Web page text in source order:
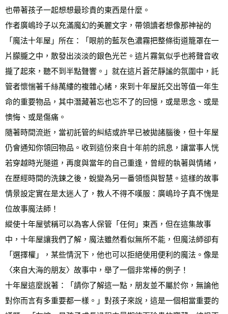
也帶著孩子一起想想最珍貴的東西是什麼。
作者廣嶋玲子以充滿魔幻的美麗文字，帶領讀者想像那神祕的
「魔法十年屋」所在：「眼前的藍灰色濃霧把整條街道籠罩在一
片朦朧之中，散發出淡淡的銀色光芒。這片霧氣似乎也將聲音收
攏了起來，聽不到半點聲響。」就在這片蒼茫靜謐的氛圍中，託
管者懷惴著千絲萬縷的複雜心緒，來到十年屋託交出等值一年生
命的重要物品，其中潛藏著忘也忘不了的回憶，或是思念、或是
懊悔、或是傷痛。
隨著時間流逝，當初託管的糾結或許早已被拋諸腦後，但十年屋
仍會通知你領回物品。收到這份來自十年前的訊息，讓當事人恍
若穿越時光隧道，再度與當年的自己重逢，曾經的執著與情緒，
在歷經時間的洗鍊之後，蛻變為另一番領悟與智慧。這樣的故事
情景設定實在是太迷人了，教人不得不嘆服：廣嶋玲子真不愧是
位故事魔法師！
縱使十年屋號稱可以為客人保管「任何」東西，但在這集故事
中，十年屋讓我們了解，魔法雖然看似無所不能，但魔法師卻有
「選擇權」，某些情況下，他也可以拒絕使用便利的魔法。像是
〈來自大海的朋友〉故事中，舉了一個非常棒的例子！
十年屋這麼說著：「請你了解這一點，朋友並不屬於你，無論他
對你而言有多重要都一樣。」對孩子來說，這是一個相當重要的